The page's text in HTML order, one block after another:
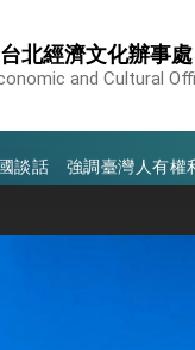
北經濟文化辦事處
and Cultural
會開幕 總統盼分享臺
談話 強調臺灣人有
敘 盼化分歧為團結、